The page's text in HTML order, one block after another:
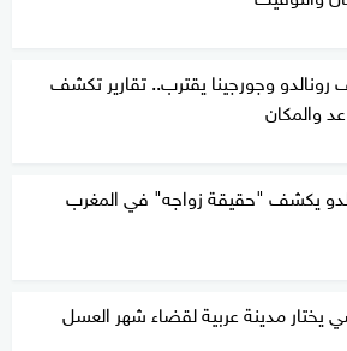
رونالدو وجورجينا يقترب.. تقارير تكشف
والمكان
يكشف "حقيقة زواجه" في المغرب
يختار مدينة عربية لقضاء شهر العسل